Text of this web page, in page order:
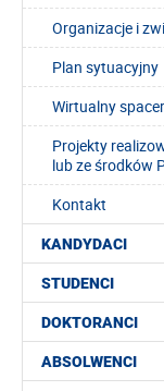
Organizacje i
Plan sytuacyjny
Wirtualny spacer
Projekty
lub ze środków
Kontakt
KANDYDACI
STUDENCI
DOKTORANCI
ABSOLWENCI